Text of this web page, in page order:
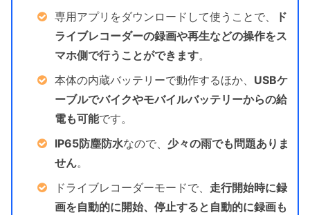
専用アプリをダウンロードして使うことで、
ド
ライブレコーダーの録画や再生などの操作をス
マホ側で行うことができます。
本体の内蔵バッテリーで動作するほか、 USBケ
ーブルでバイクやモバイルバッテリーからの給
電も可能です。
IP65防塵防水なので、 少々の雨でも問題ありま
せん。
ドライブレコーダーモードで、 走行開始時に録
画を自動的に開始、停止すると自動的に録画も